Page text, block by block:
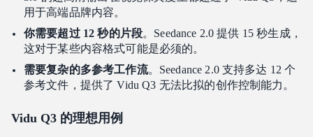
用于高端品牌内容。
你需要超过 12 秒的片段。Seedance 2.0 提供 15 秒生成，
这对于某些内容格式可能是必须的。
需要复杂的多参考工作流。Seedance 2.0 支持多达 12 个
参考文件，提供了 Vidu Q3 无法比拟的创作控制能力。
Vidu Q3 的理想用例